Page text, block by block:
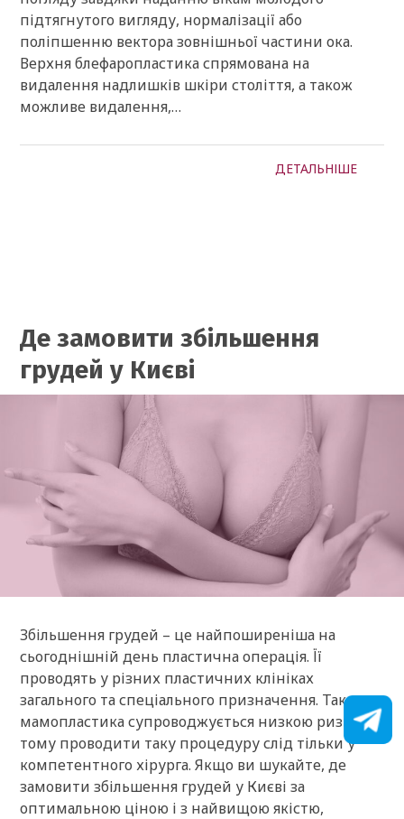
підтягнутого вигляду, нормалізації або
поліпшенню вектора зовнішньої частини ока.
Верхня блефаропластика спрямована на
видалення надлишків шкіри століття, а також
можливе видалення,…
ДЕТАЛЬНІШЕ
Де замовити збільшення
грудей у Києві
Збільшення грудей – це найпоширеніша на
сьогоднішній день пластична операція. Її
проводять у різних пластичних клініках
загального та спеціального призначення. Також
мамопластика супроводжується низкою ризиків,
тому проводити таку процедуру слід тільки у
компетентного хірурга. Якщо ви шукайте, де
замовити збільшення грудей у ​​Києві за
оптимальною ціною і з найвищою якістю,